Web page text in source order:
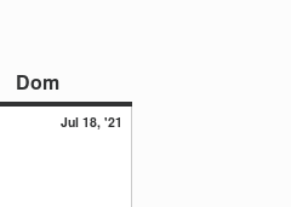
Domdomingo
Jul 18, '21